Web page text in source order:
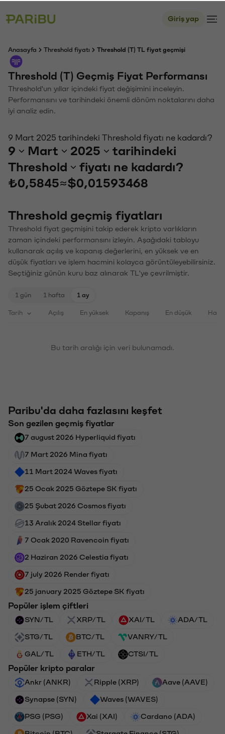
Giriş yap
Anasayfa Threshold fiyatı Threshold (T) TL fiyat geçmişi
Threshold (T) Geçmiş Fiyat Performansı
Threshold'un yıllar içindeki fiyat değişimini inceleyin.
Performansını ve tarihindeki önemli dönüm noktalarını daha
iyi analiz edin.
9 Mart 2025 tarihindeki Threshold fiyatı ne kadardı?
9 Mart 2025
tarihindeki
Threshold
fiyatı ne kadardı?
₺0,5845≈$0,01593468
Threshold geçmiş fiyatları
Threshold fiyat geçmişini takip ederek kripto varlıkların
zaman içindeki performansını izleyin. Aşağıdaki tabloyu
kullanarak açılış ve kapanış değerlerini, en yüksek ve en
düşük fiyatları ve işlem hacmini kolayca görüntüleyebilirsiniz.
Seçtiğiniz günün kuru baz alınarak TL'ye çevrilmiştir.
1 gün 1 hafta 1 ay
Tarih Açılış En yüksek Kapanış En düşük
Bu tarih aralığı için veri bulunamadı.
Paribu'da daha fazlasını keşfet
Son gezilen geçmiş fiyatlar
7 august 2026 Hyperliquid fiyatı
7 Mart 2026 Mina fiyatı
11 Mart 2024 Waves fiyatı
25 Ocak 2025 Göztepe SK fiyatı
25 Şubat 2026 Cosmos fiyatı
13 Aralık 2024 Stellar fiyatı
7 Ocak 2020 Ravencoin fiyatı
2 Haziran 2026 Celestia fiyatı
7 july 2026 Render fiyatı
25 january 2025 Göztepe SK fiyatı
Popüler işlem çiftleri
SYN/TL XRP/TL XAI/TL ADA/TL
STG/TL BTC/TL VANRY/TL
GAL/TL ETH/TL CTSI/TL
Popüler kripto paralar
Ankr (ANKR) Ripple (XRP) Aave (AAVE)
Synapse (SYN) Waves (WAVES)
PSG (PSG) Xai (XAI) Cardano (ADA)